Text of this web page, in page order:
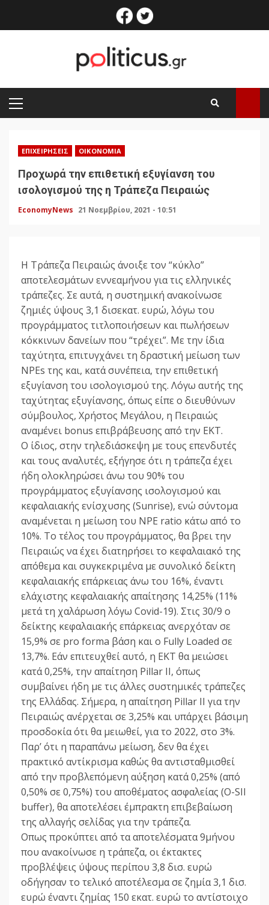
facebook
PRIMARY
MENU
ΕΠΙΧΕΙΡΉΣΕΙΣ ΟΙΚΟΝΟΜΊΑ
Προχωρά την επιθετική εξυγίανση του
ισολογισμού της η Τράπεζα Πειραιώς
EconomyNews 21 Νοεμβρίου, 2021 - 10:51
Η Τράπεζα Πειραιώς άνοιξε τον “κύκλο”
αποτελεσμάτων εννεαμήνου για τις ελληνικές
τράπεζες. Σε αυτά, η συστημική ανακοίνωσε
ζημιές ύψους 3,1 δισεκατ. ευρώ, λόγω του
προγράμματος τιτλοποιήσεων και πωλήσεων
κόκκινων δανείων που “τρέχει”. Με την ίδια
ταχύτητα, επιτυγχάνει τη δραστική μείωση των
NPEs της και, κατά συνέπεια, την επιθετική
εξυγίανση του ισολογισμού της. Λόγω αυτής της
ταχύτητας εξυγίανσης, όπως είπε ο διευθύνων
σύμβουλος, Χρήστος Μεγάλου, η Πειραιώς
αναμένει bonus επιβράβευσης από την ΕΚΤ.
Ο ίδιος, στην τηλεδιάσκεψη με τoυς επενδυτές
και τους αναλυτές, εξήγησε ότι η τράπεζα έχει
ήδη ολοκληρώσει άνω του 90% του
προγράμματος εξυγίανσης ισολογισμού και
κεφαλαιακής ενίσχυσης (Sunrise), ενώ σύντομα
αναμένεται η μείωση του NPE ratio κάτω από το
10%. Το τέλος του προγράμματος, θα βρει την
Πειραιώς να έχει διατηρήσει το κεφαλαιακό της
απόθεμα και συγκεκριμένα με συνολικό δείκτη
κεφαλαιακής επάρκειας άνω του 16%, έναντι
ελάχιστης κεφαλαιακής απαίτησης 14,25% (11%
μετά τη χαλάρωση λόγω Covid-19). Στις 30/9 ο
δείκτης κεφαλαιακής επάρκειας ανερχόταν σε
15,9% σε pro forma βάση και ο Fully Loaded σε
13,7%. Εάν επιτευχθεί αυτό, η ΕΚΤ θα μειώσει
κατά 0,25%, την απαίτηση Pillar II, όπως
συμβαίνει ήδη με τις άλλες συστημικές τράπεζες
της Ελλάδας. Σήμερα, η απαίτηση Pillar II για την
Πειραιώς ανέρχεται σε 3,25% και υπάρχει βάσιμη
προσδοκία ότι θα μειωθεί, για το 2022, στο 3%.
Παρ’ ότι η παραπάνω μείωση, δεν θα έχει
πρακτικό αντίκρισμα καθώς θα αντισταθμισθεί
από την προβλεπόμενη αύξηση κατά 0,25% (από
0,50% σε 0,75%) του αποθέματος ασφαλείας (O-SII
buffer), θα αποτελέσει έμπρακτη επιβεβαίωση
της αλλαγής σελίδας για την τράπεζα.
Οπως προκύπτει από τα αποτελέσματα 9μήνου
που ανακοίνωσε η τράπεζα, οι έκτακτες
προβλέψεις ύψους περίπου 3,8 δισ. ευρώ
οδήγησαν το τελικό αποτέλεσμα σε ζημία 3,1 δισ.
ευρώ έναντι ζημίας 150 εκατ. ευρώ το αντίστοιχο